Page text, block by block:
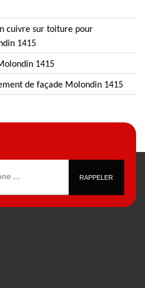
cuivre sur toiture pour
1415
1415
de façade Molondin 1415